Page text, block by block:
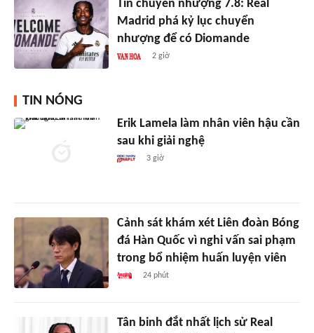
Tin chuyển nhượng 7.8: Real
Madrid phá kỷ lục chuyển
nhượng để có Diomande
2 giờ
TIN NÓNG
Erik Lamela làm nhân viên hậu cần
sau khi giải nghệ
3 giờ
Cảnh sát khám xét Liên đoàn Bóng
đá Hàn Quốc vì nghi vấn sai phạm
trong bổ nhiệm huấn luyện viên
24 phút
Tân binh đắt nhất lịch sử Real